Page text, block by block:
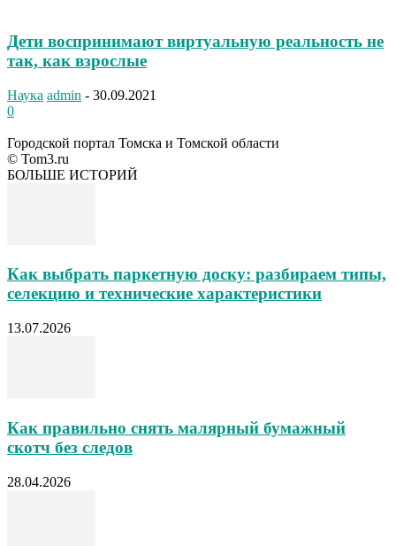
Дети воспринимают виртуальную реальность не
так, как взрослые
Наука admin - 30.09.2021
0
Городской портал Томска и Томской области
© Tom3.ru
БОЛЬШЕ ИСТОРИЙ
Как выбрать паркетную доску: разбираем типы,
селекцию и технические характеристики
13.07.2026
Как правильно снять малярный бумажный
скотч без следов
28.04.2026